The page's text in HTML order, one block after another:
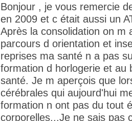
Bonjour , je vous remercie
en 2009 et c était aussi un
Après la consolidation on m
parcours d orientation et
reprises ma santé n a pas
formation d horlogerie et au
santé. Je m aperçois que
cérébrales qui aujourd'hui
formation n ont pas du tout
corporelles...Je ne sais pas